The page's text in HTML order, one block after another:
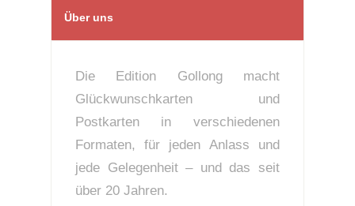
Über uns
Die Edition Gollong macht
Glückwunschkarten und
Postkarten in verschiedenen
Formaten, für jeden Anlass und
jede Gelegenheit – und das seit
über 20 Jahren.